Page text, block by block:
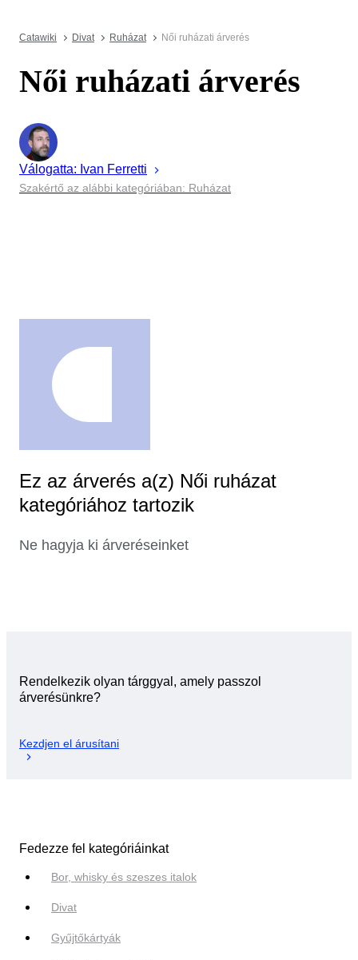
Catawiki Divat Ruházat Női ruházati árverés
Női ruházati árverés
Válogatta: Ivan Ferretti
Szakértő az alábbi kategóriában: Ruházat
Ez az árverés a(z) Női ruházat
kategóriához tartozik
Ne hagyja ki árveréseinket
Rendelkezik olyan tárggyal, amely passzol
árverésünkre?
Kezdjen el árusítani
Fedezze fel kategóriáinkat
Bor, whisky és szeszes italok
Divat
Gyűjtőkártyák